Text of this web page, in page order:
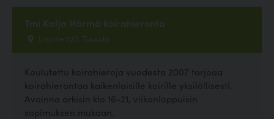
Tmi Katja Härmä koirahieronta
Linjatie 520, Tuusula
Koulutettu koirahieroja vuodesta 2007 tarjoaa
koirahierontaa kaikenlaisille koirille yksilöllisesti.
Avoinna arkisin klo 16-21, viikonloppuisin
sopimuksen mukaan.